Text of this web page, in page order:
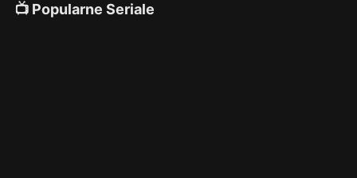
📺 Popularne Seriale